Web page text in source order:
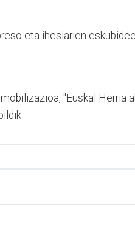
eta iheslarien
"Euskal Herria